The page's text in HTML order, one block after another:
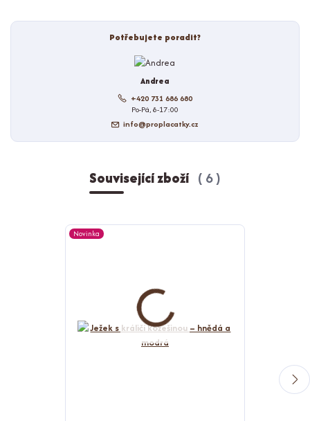
Potřebujete poradit?
Andrea
+420 731 686 680
Po-Pá, 8-17:00
info@proplacatky.cz
Související zboží 6
Novinka